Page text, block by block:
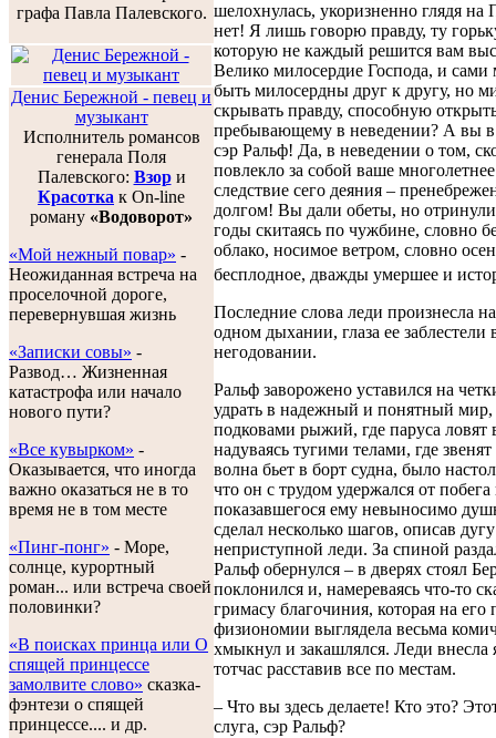
графа Павла Палевского.
Денис Бережной - певец и
музыкант
Исполнитель романсов
генерала Поля
Палевского: Взори
Красотка к On-line
роману «Водоворот»
«Мой нежный повар» -
Неожиданная встреча на
проселочной дороге,
перевернувшая жизнь
«Записки совы» -
Развод… Жизненная
катастрофа или начало
нового пути?
«Все кувырком» -
Оказывается, что иногда
важно оказаться не в то
время не в том месте
«Пинг-понг» - Море,
солнце, курортный
роман... или встреча своей
половинки?
«В поисках принца или О
спящей принцессе
замолвите слово» сказка-
фэнтези о спящей
принцессе.... и др.
шелохнулась, укоризненно глядя на
нет! Я лишь говорю правду, ту
которую не каждый решится вам
Велико милосердие Господа, и
быть милосердны друг к другу, но
скрывать правду, способную
пребывающему в неведении? А вы в
сэр Ральф! Да, в неведении о том,
повлекло за собой ваше
следствие сего деяния –
долгом! Вы дали обеты, но
годы скитаясь по чужбине, словно
облако, носимое ветром, словно
бесплодное, дважды умершее и
Последние слова леди произнесла
одном дыхании, глаза ее заблестели
негодовании.
Ральф заворожено уставился на
удрать в надежный и понятный мир,
подковами рыжий, где паруса ловят
надуваясь тугими телами, где
волна бьет в борт судна, было
что он с трудом удержался от побега
показавшегося ему невыносимо
сделал несколько шагов, описав
неприступной леди. За спиной
Ральф обернулся – в дверях стоял
поклонился и, намереваясь что-то
гримасу благочиния, которая на его
физиономии выглядела весьма
хмыкнул и закашлялся. Леди внесла
тотчас расставив все по местам.
– Что вы здесь делаете! Кто это?
слуга, сэр Ральф?